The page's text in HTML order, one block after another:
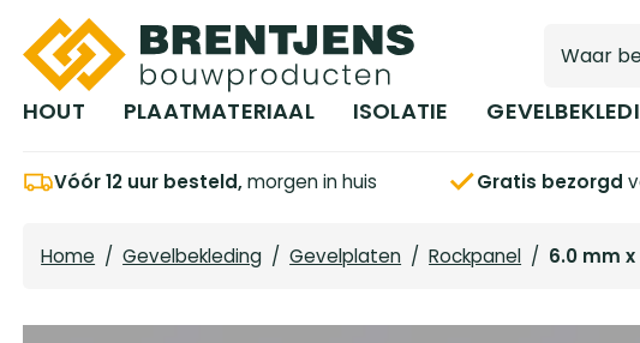
Ga naar hoofdinhoud
HOUT PLAATMATERIAAL ISOLATIE
Vóór 12 uur besteld,morgen in huis Gratis bezorgd
Home / Gevelbekleding / Gevelplaten / Rockpanel / 6.0 mm